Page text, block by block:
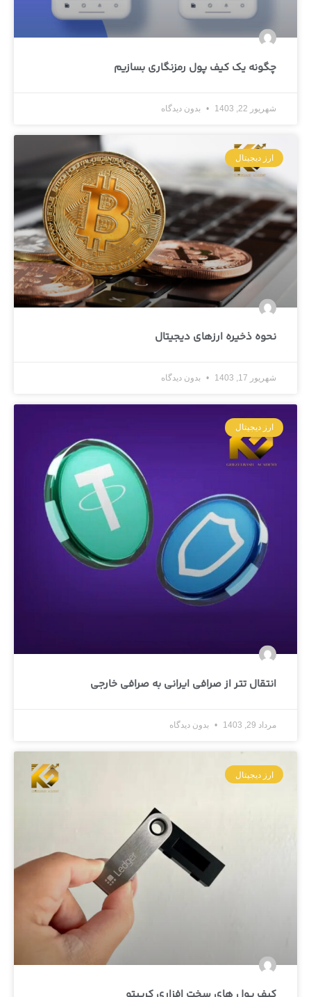
چگونه یک کیف پول رمزنگاری بسازیم
شهریور 22, 1403 بدون دیدگاه
ارز دیجیتال
نحوه ذخیره ارزهای دیجیتال
شهریور 17, 1403 بدون دیدگاه
ارز دیجیتال
انتقال تتر از صرافی ایرانی به صرافی خارجی
مرداد 29, 1403 بدون دیدگاه
ارز دیجیتال